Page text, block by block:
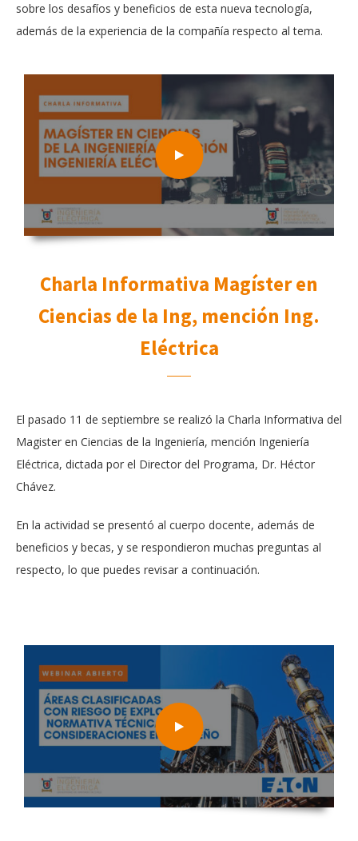
sobre los desafíos y beneficios de esta nueva tecnología,
además de la experiencia de la compañía respecto al tema.
Charla Informativa Magíster en
Ciencias de la Ing, mención Ing.
Eléctrica
El pasado 11 de septiembre se realizó la Charla Informativa del
Magister en Ciencias de la Ingeniería, mención Ingeniería
Eléctrica, dictada por el Director del Programa, Dr. Héctor
Chávez.
En la actividad se presentó al cuerpo docente, además de
beneficios y becas, y se respondieron muchas preguntas al
respecto, lo que puedes revisar a continuación.